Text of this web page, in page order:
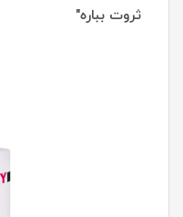
ثروت بباره"